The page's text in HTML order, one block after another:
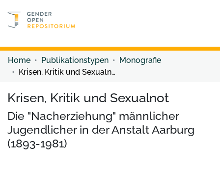
Discover content
Home Publikationstypen
Monografie
Krisen, Kritik und Sexualnot
Krisen, Kritik und Sexualnot
Die "Nacherziehung" männlicher
Jugendlicher in der Anstalt Aarburg
(1893-1981)